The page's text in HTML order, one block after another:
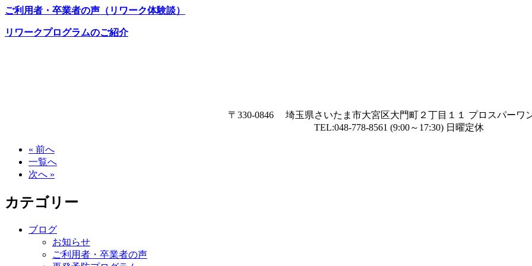
ご利用者・卒業者の声（リワーク体験談）
リワークプログラムのご紹介
〒330-0846 埼玉県さいたま市大宮区大門町２丁目１１ プロスパーワ
TEL:048-778-8561 (9:00～17:30) 日曜定休
« 前へ
一覧へ
次へ »
カテゴリー
ブログ
お知らせ
ご利用者・卒業者の声